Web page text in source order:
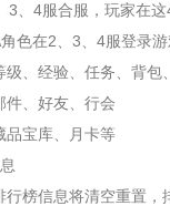
3、4服合服，玩家在
色在2、3、4服登录
级、经验、任务、背
件、好友、行会
品宝库、月卡等
行榜信息将清空重置，